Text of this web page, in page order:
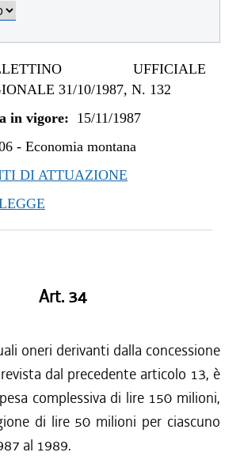
UFFICIALE
31/10/1987, N. 132
in vigore: 15/11/1987
- Economia montana
DI ATTUAZIONE
Art. 34
oneri derivanti dalla concessione
dal precedente articolo 13, è
complessiva di lire 150 milioni,
di lire 50 milioni per ciascuno
al 1989.